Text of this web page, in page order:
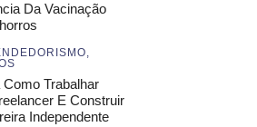
Da Vacinação
Como Trabalhar
E Construir
Independente